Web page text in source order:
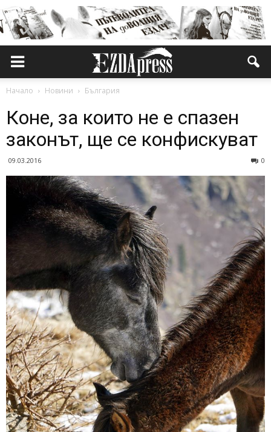
Начало Новини България
Коне, за които не е спазен
законът, ще се конфискуват
09.03.2016 0